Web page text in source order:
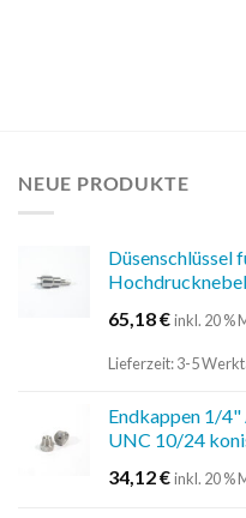
NEUE PRODUKTE
Düsenschlüssel
65,18€inkl. 20 %
Lieferzeit:3-5
Endkappen 1/
UNC 10/24
34,12€inkl. 20 %